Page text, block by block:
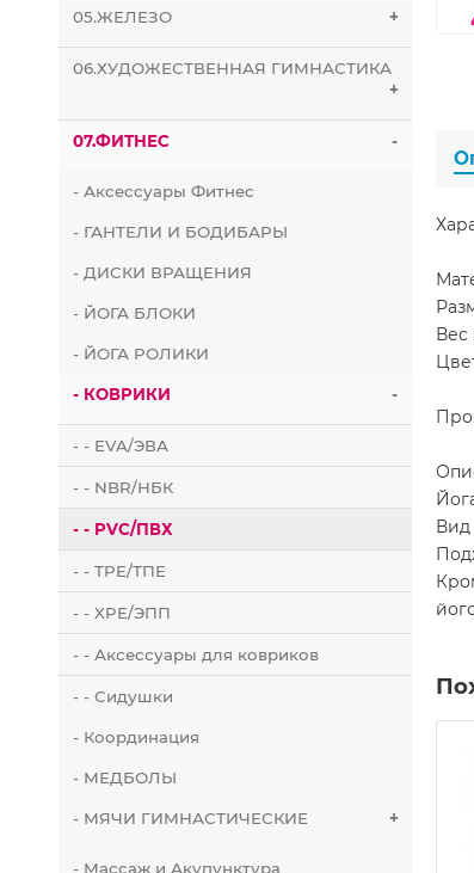
05.ЖЕЛЕЗО +
06.ХУДОЖЕСТВЕННАЯ ГИМНАСТИКА
+
07.ФИТНЕС -
- Аксессуары Фитнес
- ГАНТЕЛИ И БОДИБАРЫ
- ДИСКИ ВРАЩЕНИЯ
- ЙОГА БЛОКИ
- ЙОГА РОЛИКИ
- КОВРИКИ -
- - EVA/ЭВА
- - NBR/НБК
- - PVC/ПВХ
- - TPE/ТПЕ
- - XPE/ЭПП
- - Аксессуары для ковриков
- - Сидушки
- Координация
- МЕДБОЛЫ
- МЯЧИ ГИМНАСТИЧЕСКИЕ +
- Массаж и Акупунктура
Вес
Вид